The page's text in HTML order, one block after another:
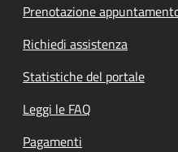
Prenotazione
Richiedi assistenza
Statistiche del portale
Leggi le FAQ
Pagamenti